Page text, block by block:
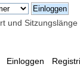
und Sitzungslänge
Einloggen